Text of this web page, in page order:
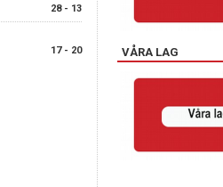
28 - 13
17 - 20 VÅRA LAG